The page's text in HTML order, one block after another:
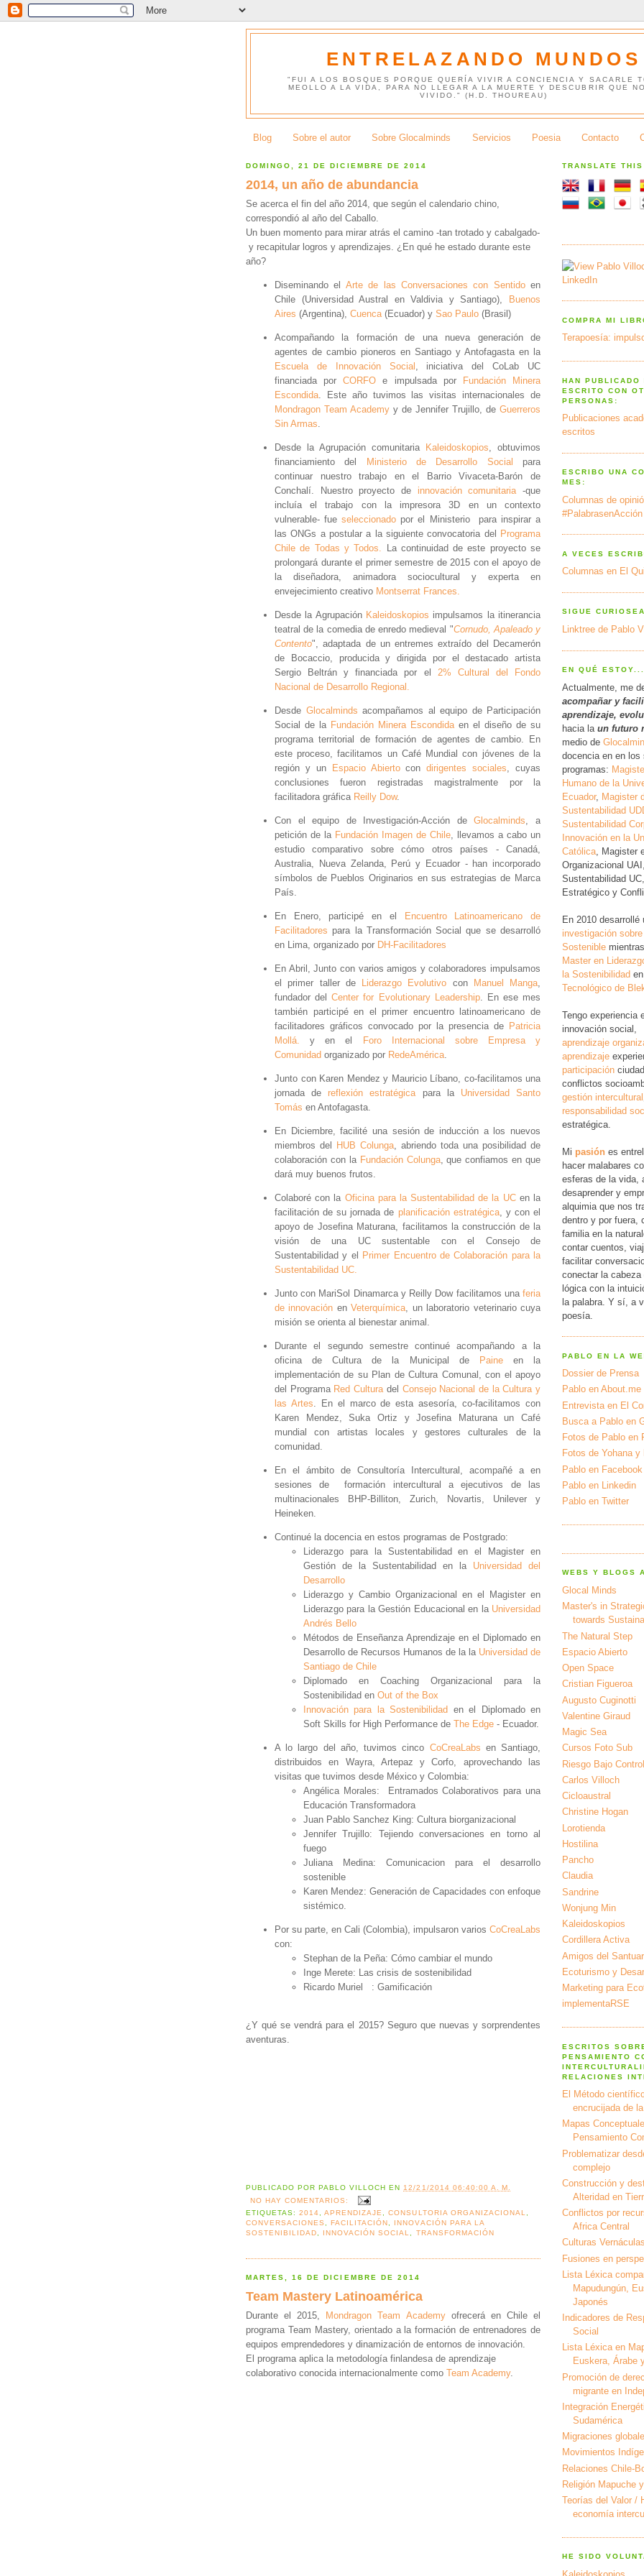
ENTRELAZANDO MUNDOS
"FUI A LOS BOSQUES PORQUE QUERÍA VIVIR A CONCIENCIA Y SACARLE
MEOLLO A LA VIDA, PARA NO LLEGAR A LA MUERTE Y DESCUBRIR QUE
VIVIDO." (H.D. THOUREAU)
Blog Sobre el autor Sobre Glocalminds Servicios Poesia Contacto
DOMINGO, 21 DE DICIEMBRE DE 2014
2014, un año de abundancia
Se acerca el fin del año 2014, que según el calendario chino,
correspondió al año del Caballo.
Un buen momento para mirar atrás el camino -tan trotado y cabalgado-
y recapitular logros y aprendizajes. ¿En qué he estado durante este
año?
Diseminando el Arte de las Conversaciones con Sentidoen
Chile (Universidad Austral en Valdivia y Santiago), Buenos
Aires (Argentina), Cuenca (Ecuador) y Sao Paulo (Brasil)
Acompañando la formación de una nueva generación de
agentes de cambio pioneros en Santiago y Antofagasta en la
Escuela de Innovación Social , iniciativa del CoLab UC
financiada porCORFO e impulsada por Fundación Minera
Escondida . Este año tuvimos las visitas internacionales de
Mondragon Team Academy y de Jennifer Trujillo, de Guerreros
Sin Armas
Desde la Agrupación comunitaria Kaleidoskopios , obtuvimos
financiamiento del Ministerio de Desarrollo Social para
continuar nuestro trabajo en el Barrio Vivaceta-Barón de
Conchalí. Nuestro proyecto de innovación comunitaria -que
incluía el trabajo con la impresora 3D en un contexto
vulnerable- fueseleccionado por el Ministerio para inspirar a
las ONGs a postular a la siguiente convocatoria del Programa
Chile de Todas y Todos.
La continuidad de este proyecto se
prolongará durante el primer semestre de 2015 con el apoyo de
la diseñadora, animadora sociocultural y experta en
envejecimiento creativo Montserrat Frances.
Desde la Agrupación Kaleidoskopios impulsamos la itinerancia
teatral de la comedia de enredo medieval "Cornudo, Apaleado y
Contento", adaptada de un entremes extraído del Decamerón
de Bocaccio, producida y dirigida por el destacado artista
Sergio Beltrán y financiada por el 2% Cultural del Fondo
Nacional de Desarrollo Regional.
Desde Glocalminds acompañamos al equipo de Participación
Social de la Fundación Minera Escondida en el diseño de su
programa territorial de formación de agentes de cambio. En
este proceso, facilitamos un Café Mundial con jóvenes de la
región y un Espacio Abiertocondirigentes sociales , cuyas
conclusiones fueron registradas magistralmente por la
facilitadora gráfica Reilly Dow.
Con el equipo de Investigación-Acción deGlocalminds , a
petición de la Fundación Imagen de Chile , llevamos a cabo un
estudio comparativo sobre cómo otros países - Canadá,
Australia, Nueva Zelanda, Perú y Ecuador - han incorporado
símbolos de Pueblos Originarios en sus estrategias de Marca
País.
En Enero, participé en el Encuentro Latinoamericano de
Facilitadores para la Transformación Social que se desarrolló
en Lima, organizado por DH-Facilitadores
En Abril, Junto con varios amigos y colaboradores impulsamos
el primer taller de Liderazgo Evolutivo con Manuel Manga
fundador delCenter for Evolutionary Leadership. En ese mes
también participé en el primer encuentro latinoamericano de
facilitadores gráficos convocado por la presencia de Patricia
Mollá.
y en el Foro Internacional sobre Empresa y
Comunidad organizado por RedeAmérica
Junto con Karen Mendez y Mauricio Líbano, co-facilitamos una
jornada de reflexión estratégica para la Universidad Santo
Tomás en Antofagasta.
En Diciembre, facilité una sesión de inducción a los nuevos
miembros del HUB Colunga , abriendo toda una posibilidad de
colaboración con la Fundación Colunga, que confiamos en que
dará muy buenos frutos.
Colaboré con la Oficina para la Sustentabilidad de la UCen la
facilitación de su jornada de planificación estratégica, y con el
apoyo de Josefina Maturana, facilitamos la construcción de la
visión de una UC sustentable con el Consejo de
Sustentabilidad y el Primer Encuentro de Colaboración para la
Sustentabilidad UC.
Junto con MariSol Dinamarca y Reilly Dow facilitamos una feria
de innovación enVeterquímica , un laboratorio veterinario cuya
misión se orienta al bienestar animal.
Durante el segundo semestre continué acompañando a la
oficina de Cultura de la Municipal de Paineen la
implementación de su Plan de Cultura Comunal, con el apoyo
del Programa Red Cultura del Consejo Nacional de la Cultura y
las Artes . En el marco de esta asesoría, co-facilitamos con
Karen Mendez, Suka Ortiz y Josefina Maturana un Café
mundial con artistas locales y gestores culturales de la
comunidad.
En el ámbito de Consultoría Intercultural, acompañé a en
sesiones de formación intercultural a ejecutivos de las
multinacionales BHP-Billiton, Zurich, Novartis, Unilever y
Heineken.
Continué la docencia en estos programas de Postgrado:
Liderazgo para la Sustentabilidad en el Magister en
Gestión de la Sustentabilidad en la Universidad del
Desarrollo
Liderazgo y Cambio Organizacional en el Magister en
Liderazgo para la Gestión Educacional en la Universidad
Andrés Bello
Métodos de Enseñanza Aprendizaje en el Diplomado en
Desarrollo de Recursos Humanos de la la Universidad de
Santiago de Chile
Diplomado en Coaching Organizacional para la
Sostenibilidad en Out of the Box
Innovación para la Sostenibilidad en el Diplomado en
Soft Skills for High Performance de The Edge - Ecuador.
A lo largo del año, tuvimos cinco CoCreaLabs en Santiago,
distribuidos en Wayra, Artepaz y Corfo, aprovechando las
visitas que tuvimos desde México y Colombia:
Angélica Morales: Entramados Colaborativos para una
Educación Transformadora
Juan Pablo Sanchez King: Cultura biorganizacional
Jennifer Trujillo: Tejiendo conversaciones en torno al
fuego
Juliana Medina: Comunicacion para el desarrollo
sostenible
Karen Mendez: Generación de Capacidades con enfoque
sistémico.
Por su parte, en Cali (Colombia), impulsaron varios CoCreaLabs
con:
Stephan de la Peña: Cómo cambiar el mundo
Inge Merete: Las crisis de sostenibilidad
Ricardo Muriel : Gamificación
¿Y qué se vendrá para el 2015? Seguro que nuevas y sorprendentes
aventuras.
PUBLICADO POR PABLO VILLOCH EN12/21/2014 06:40:00 A. M.
NO HAY COMENTARIOS:
ETIQUETAS:2014,APRENDIZAJE,CONSULTORIA ORGANIZACIONAL,
CONVERSACIONES , FACILITACIÓN ,
INNOVACIÓN PARA LA
SOSTENIBILIDAD, INNOVACIÓN SOCIAL, TRANSFORMACIÓN
MARTES, 16 DE DICIEMBRE DE 2014
Team Mastery Latinoamérica
Durante el 2015, Mondragon Team Academyofrecerá en Chile el
programa Team Mastery, orientado a la formación de entrenadores de
equipos emprendedores y dinamización de entornos de innovación.
El programa aplica la metodología finlandesa de aprendizaje
colaborativo conocida internacionalmente como Team Academy.
TRANSLATE
COMPRA MI
Terapoesía:
HAN PUBLICADO
ESCRITO CON
PERSONAS:
Publicaciones
escritos
ESCRIBO UNA
MES:
Columnas de
#PalabrasenAcción
A VECES
Columnas en El
SIGUE
Linktree de Pablo
EN QUÉ ESTOY...
Actualmente, me
acompañar y
aprendizaje,
hacia la un futuro
medio de
docencia en en los
programas:
Humano de la
Ecuador, Magister
Sustentabilidad
Sustentabilidad
Innovación en la
Católica , Magister
Organizacional
Sustentabilidad
Estratégico y
En 2010 desarrollé
investigación
Sostenible
Master en
la Sostenibilidad
Tecnológico de
Tengo experiencia
innovación social,
aprendizaje
aprendizaje
participación
conflictos
gestión intercultural
responsabilidad
estratégica.
Mi pasión es
hacer malabares
esferas de la vida,
desaprender y
alquimia que nos
dentro y por fuera,
familia en la
contar cuentos,
facilitar
conectar la
lógica con la
la palabra. Y sí, a
poesía.
PABLO EN LA
Dossier de Prensa
Pablo en About.me
Entrevista en El
Busca a Pablo en
Fotos de Pablo en
Fotos de Yohana y
Pablo en Facebook
Pablo en Linkedin
Pablo en Twitter
WEBS Y BLOGS
Glocal Minds
Master's in
towards
The Natural Step
Espacio Abierto
Open Space
Cristian Figueroa
Augusto Cuginotti
Valentine Giraud
Magic Sea
Cursos Foto Sub
Riesgo Bajo Control
Carlos Villoch
Cicloaustral
Christine Hogan
Lorotienda
Hostilina
Pancho
Claudia
Sandrine
Wonjung Min
Kaleidoskopios
Cordillera Activa
Amigos del
Ecoturismo y
Marketing para
implementaRSE
ESCRITOS
PENSAMIENTO
RELACIONES
El Método
encrucijada de
Mapas
Pensamiento
Problematizar
complejo
Construcción y
Alteridad en
Conflictos por
Africa Central
Culturas
Fusiones en
Lista Léxica
Mapudungún,
Japonés
Indicadores de
Social
Lista Léxica en
Euskera, Árabe
Promoción de
migrante en
Integración
Sudamérica
Migraciones
Movimientos
Relaciones Chile-
Religión Mapuche
Teorías del Valor /
economía
HE SIDO